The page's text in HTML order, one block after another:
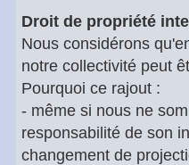
Droit de propriété
Nous considérons
notre collectivité peut
Pourquoi ce rajout :
- même si nous ne
responsabilité de son
changement de